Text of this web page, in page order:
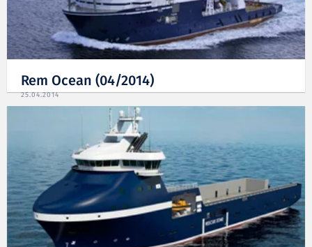
Rem Ocean (04/2014)
25.04.2014